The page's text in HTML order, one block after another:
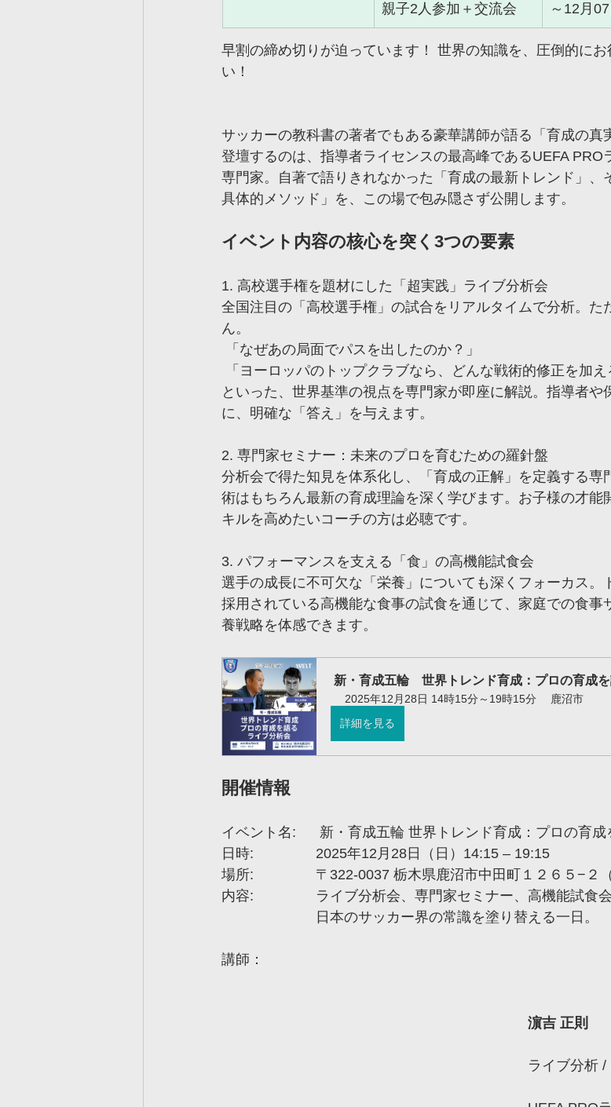
親子2人参加＋交流会 ～12月
早割の締め切りが迫っています！ 世界の知識を、圧倒的に
い！
サッカーの教科書の著者でもある豪華講師が語る「育成の真
登壇するのは、指導者ライセンスの最高峰であるUEFA PRO
専門家。自著で語りきれなかった「育成の最新トレンド」、
具体的メソッド」を、この場で包み隠さず公開します。
イベント内容の核心を突く3つの要素
1. 高校選手権を題材にした「超実践」ライブ分析会
全国注目の「高校選手権」の試合をリアルタイムで分析。た
ん。
「なぜあの局面でパスを出したのか？」
「ヨーロッパのトップクラブなら、どんな戦術的修正を加え
といった、世界基準の視点を専門家が即座に解説。指導者や
に、明確な「答え」を与えます。
2. 専門家セミナー：未来のプロを育むための羅針盤
分析会で得た知見を体系化し、「育成の正解」を定義する専
術はもちろん最新の育成理論を深く学びます。お子様の才能
キルを高めたいコーチの方は必聴です。
3. パフォーマンスを支える「食」の高機能試食会
選手の成長に不可欠な「栄養」についても深くフォーカス。
採用されている高機能な食事の試食を通じて、家庭での食事
養戦略を体感できます。
新・育成五輪　世界トレンド育成：プロの育成
2025年12月28日 14時15分～19時15分
鹿沼市
詳細を見る
開催情報
イベント名:	 新・育成五輪 世界トレンド育成：プロの
日時: 		2025年12月28日（日）14:15 – 19:15
場所: 		〒322-0037 栃木県鹿沼市中田町１２６５−
内容: 		ライブ分析会、専門家セミナー、高機能試
			日本のサッカー界の常識を塗り替える一日。
講師：
濵吉 正則
ライブ分析 /